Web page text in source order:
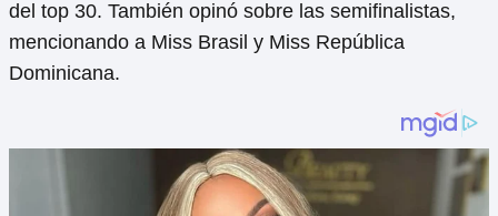
del top 30. También opinó sobre las semifinalistas,
mencionando a Miss Brasil y Miss República
Dominicana.